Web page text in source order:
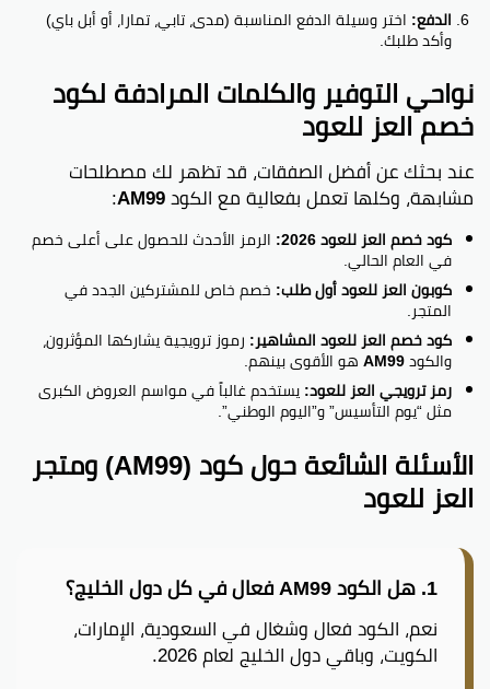
الدفع: اختر وسيلة الدفع المناسبة (مدى، تابي، تمارا، أو أبل باي)
وأكد طلبك.
نواحي التوفير والكلمات المرادفة لكود
خصم العز للعود
عند بحثك عن أفضل الصفقات، قد تظهر لك مصطلحات
مشابهة، وكلها تعمل بفعالية مع الكودAM99
:
كود خصم العز للعود 2026: الرمز الأحدث للحصول على أعلى خصم
في العام الحالي.
كوبون العز للعود أول طلب: خصم خاص للمشتركين الجدد في
المتجر.
كود خصم العز للعود المشاهير: رموز ترويجية يشاركها المؤثرون،
والكودAM99هو الأقوى بينهم.
رمز ترويجي العز للعود:يستخدم غالباً في مواسم العروض الكبرى
مثل “يوم التأسيس” و”اليوم الوطني”.
الأسئلة الشائعة حول كود (AM99) ومتجر
العز للعود
1. هل الكود AM99 فعال في كل دول الخليج؟
نعم، الكود فعال وشغال في السعودية، الإمارات،
الكويت، وباقي دول الخليج لعام 2026.